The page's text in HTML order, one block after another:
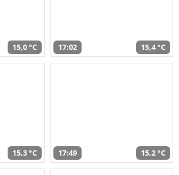
15,0 °C 17:02 15,4 °C
15,3 °C 17:49 15,2 °C